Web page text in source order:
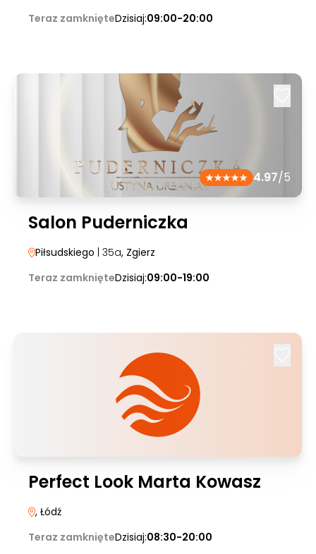
Teraz zamknięteDzisiaj:09:00-20:00
4.97/5
Salon Puderniczka
Piłsudskiego | 35a, Zgierz
Teraz zamknięteDzisiaj:09:00-19:00
Perfect Look Marta Kowasz
, Łódź
Teraz zamknięteDzisiaj:08:30-20:00